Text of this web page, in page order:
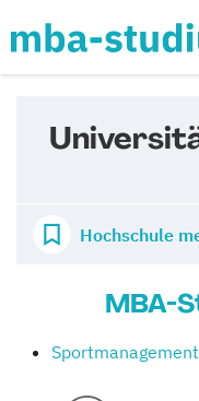
Hochschule
MBA-
Sportmanagement